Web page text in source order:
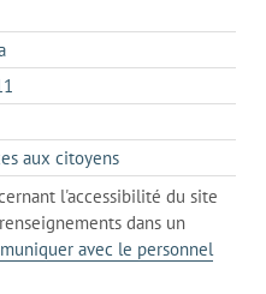
s'ouvre
dans
votre
de
messagerie
dans
un
client
de
votre
téléphone
aux citoyenss'ouvre
dans
l'onglet
actuel
l'accessibilité du site
dans un
avec le personnel